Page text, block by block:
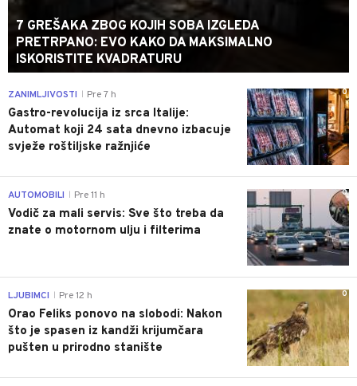
7 GREŠAKA ZBOG KOJIH SOBA IZGLEDA
PRETRPANO: EVO KAKO DA MAKSIMALNO
ISKORISTITE KVADRATURU
0
ZANIMLJIVOSTI Pre 7 h
Gastro-revolucija iz srca Italije:
Automat koji 24 sata dnevno izbacuje
svježe roštiljske ražnjiće
0
AUTOMOBILI Pre 11 h
Vodič za mali servis: Sve što treba da
znate o motornom ulju i filterima
0
LJUBIMCI Pre 12 h
Orao Feliks ponovo na slobodi: Nakon
što je spasen iz kandži krijumčara
pušten u prirodno stanište